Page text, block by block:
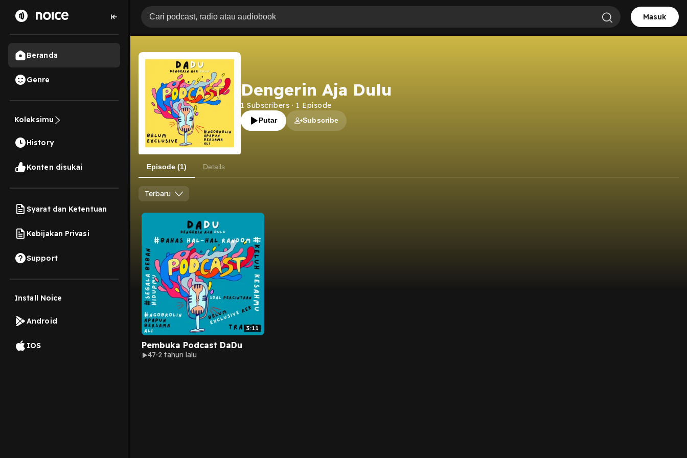
Beranda
Genre
Koleksimu
History
Konten disukai
Syarat dan Ketentuan
Kebijakan Privasi
Support
Install Noice
Android
IOS
Masuk
Dengerin Aja Dulu
1 Subscribers · 1 Episode
Putar Subscribe
Episode (1) Details
Terbaru
3:11
Pembuka Podcast DaDu
47 2 tahun lalu